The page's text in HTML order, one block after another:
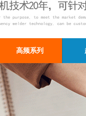
高频系列